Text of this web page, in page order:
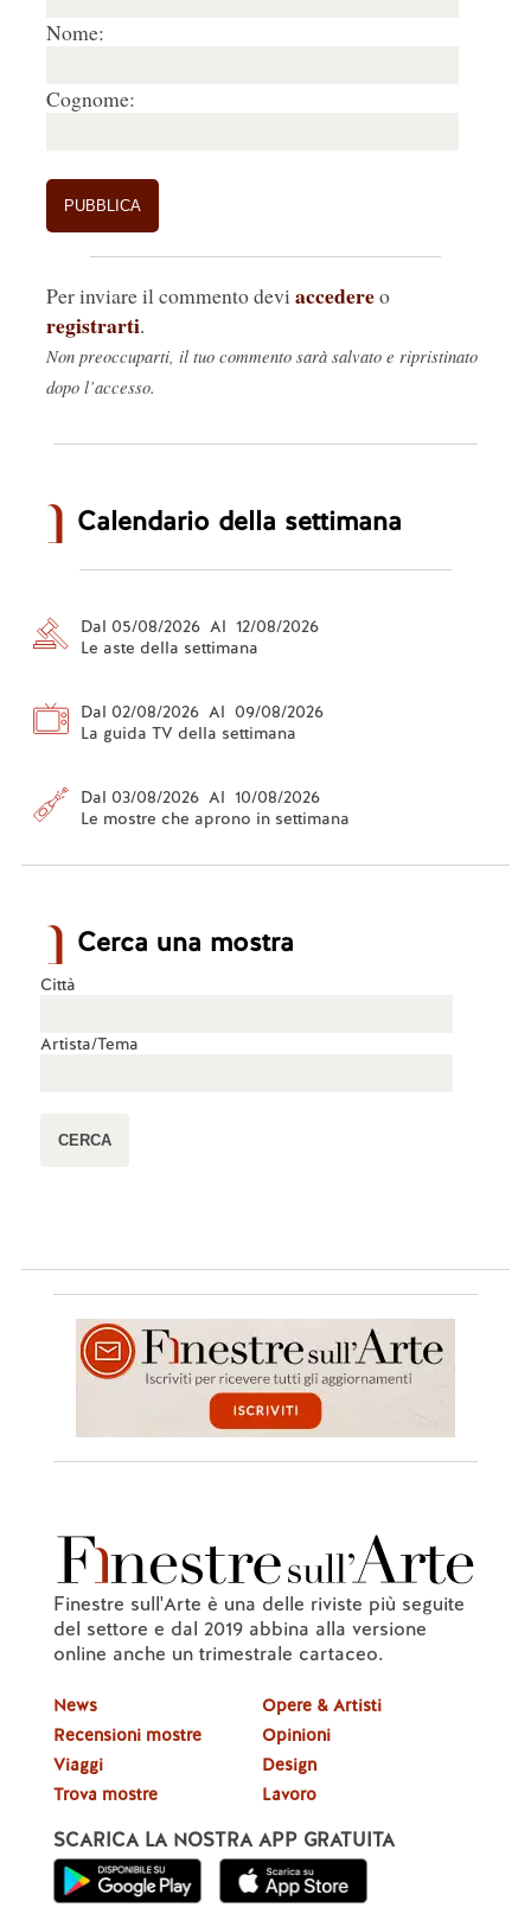
Vorrei sapere con questo metodo come fate a
Nome:
Cognome:
Per inviare il commento devi accedereo
registrarti.
Non preoccuparti, il tuo commento sarà salvato e ripristinato
dopo l’accesso.
Calendario della settimana
Dal 05/08/2026 Al 12/08/2026
Le aste della settimana
Dal 02/08/2026 Al 09/08/2026
La guida TV della settimana
Dal 03/08/2026 Al 10/08/2026
Le mostre che aprono in settimana
Cerca una mostra
Città
Artista/Tema
Finestre sull'Arte è una delle riviste più seguite
del settore e dal 2019 abbina alla versione
online anche un trimestrale cartaceo.
News
Recensioni mostre
Viaggi
Trova mostre
Opere & Artisti
Opinioni
Design
Lavoro
SCARICA LA NOSTRA APP GRATUITA